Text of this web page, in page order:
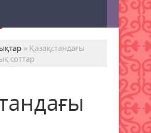
» Қазақстандағы
соттар